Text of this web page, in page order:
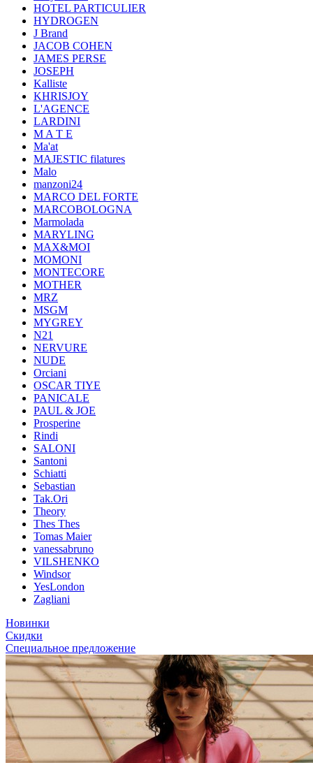
HOTEL PARTICULIER
HYDROGEN
J Brand
JACOB COHEN
JAMES PERSE
JOSEPH
Kalliste
KHRISJOY
L'AGENCE
LARDINI
M A T E
Ma'at
MAJESTIC filatures
Malo
manzoni24
MARCO DEL FORTE
MARCOBOLOGNA
Marmolada
MARYLING
MAX&MOI
MOMONI
MONTECORE
MOTHER
MRZ
MSGM
MYGREY
N21
NERVURE
NUDE
Orciani
OSCAR TIYE
PANICALE
PAUL & JOE
Prosperine
Rindi
SALONI
Santoni
Schiatti
Sebastian
Tak.Ori
Theory
Thes Thes
Tomas Maier
vanessabruno
VILSHENKO
Windsor
YesLondon
Zagliani
Новинки
Скидки
Специальное предложение